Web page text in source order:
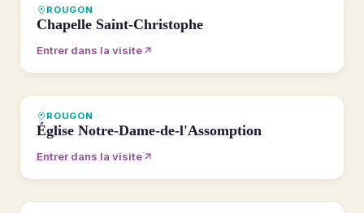
VISITE 360°
ROUGON
Chapelle Saint-Christophe
Entrer dans la visite
VISITE 360°
ROUGON
Église Notre-Dame-de-l'Assomption
Entrer dans la visite